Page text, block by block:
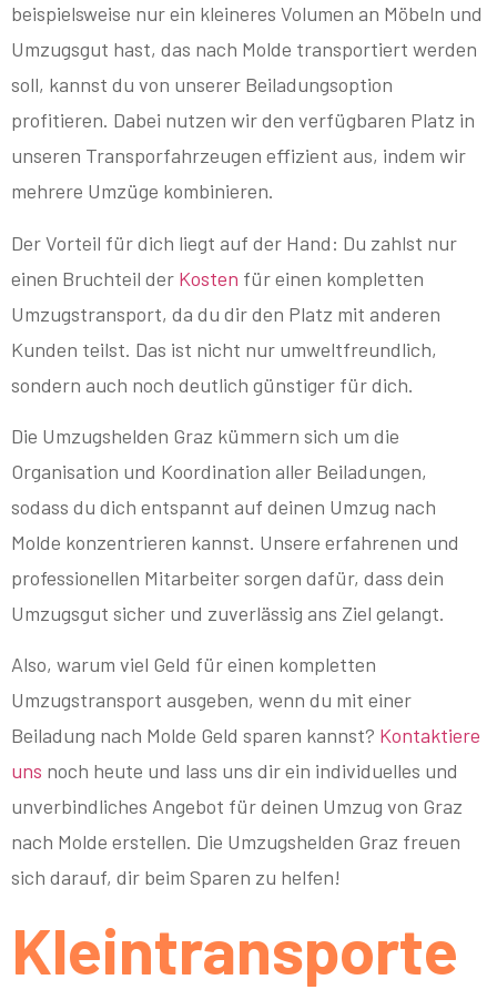
beispielsweise nur ein kleineres Volumen an Möbeln und
Umzugsgut hast, das nach Molde transportiert werden
soll, kannst du von unserer Beiladungsoption
profitieren. Dabei nutzen wir den verfügbaren Platz in
unseren Transporfahrzeugen effizient aus, indem wir
mehrere Umzüge kombinieren.
Der Vorteil für dich liegt auf der Hand: Du zahlst nur
einen Bruchteil der Kosten für einen kompletten
Umzugstransport, da du dir den Platz mit anderen
Kunden teilst. Das ist nicht nur umweltfreundlich,
sondern auch noch deutlich günstiger für dich.
Die Umzugshelden Graz kümmern sich um die
Organisation und Koordination aller Beiladungen,
sodass du dich entspannt auf deinen Umzug nach
Molde konzentrieren kannst. Unsere erfahrenen und
professionellen Mitarbeiter sorgen dafür, dass dein
Umzugsgut sicher und zuverlässig ans Ziel gelangt.
Also, warum viel Geld für einen kompletten
Umzugstransport ausgeben, wenn du mit einer
Beiladung nach Molde Geld sparen kannst? Kontaktiere
uns noch heute und lass uns dir ein individuelles und
unverbindliches Angebot für deinen Umzug von Graz
nach Molde erstellen. Die Umzugshelden Graz freuen
sich darauf, dir beim Sparen zu helfen!
Kleintransporte